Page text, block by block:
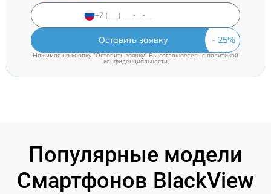
Оставить заявку
Нажимая на кнопку "Оставить заявку" Вы соглашаетесь cполитикой
конфиденциальности
Популярные модели
Смартфонов BlackView